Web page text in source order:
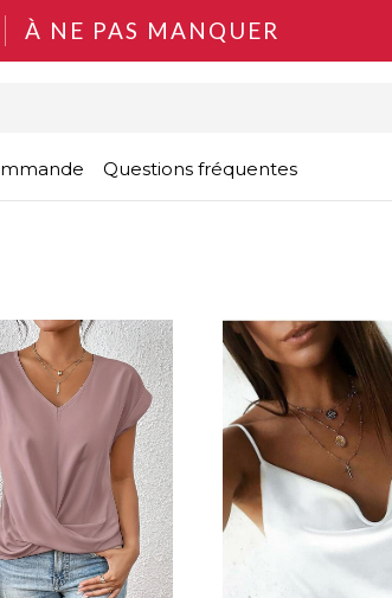
À NE PAS MANQUER
Questions fréquentes